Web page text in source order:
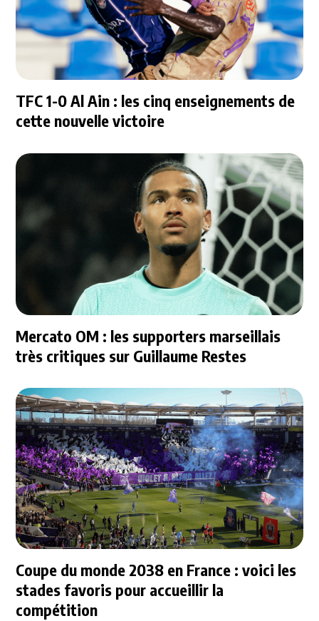
TFC 1-0 Al Ain : les cinq enseignements de
cette nouvelle victoire
Mercato OM : les supporters marseillais
très critiques sur Guillaume Restes
Coupe du monde 2038 en France : voici les
stades favoris pour accueillir la
compétition